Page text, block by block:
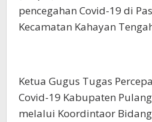
pencegahan Covid-19 di
Kecamatan Kahayan
Ketua Gugus Tugas
Covid-19 Kabupaten
melalui Koordintaor Bidang